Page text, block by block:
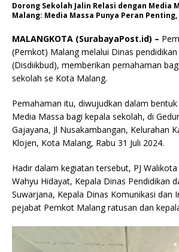
Dorong Sekolah Jalin Relasi dengan Media
Malang: Media Massa Punya Peran Penting,
MALANGKOTA (SurabayaPost.id) –
(Pemkot) Malang melalui Dinas
(Disdiikbud), memberikan pemahaman
sekolah se Kota Malang.
Pemahaman itu, diwujudkan dalam bentuk
Media Massa bagi kepala sekolah, di
Gajayana, Jl Nusakambangan, Kelurahan
Klojen, Kota Malang, Rabu 31 Juli 2024.
Hadir dalam kegiatan tersebut, PJ
Wahyu Hidayat, Kepala Dinas Pendidikan
Suwarjana, Kepala Dinas Komunikasi dan
pejabat Pemkot Malang ratusan dan